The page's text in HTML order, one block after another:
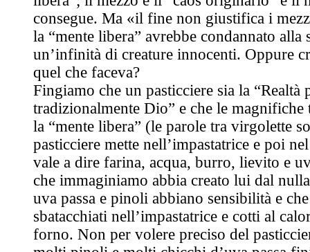
consegue. Ma «il fine non giustifica i
la “mente libera” avrebbe condannato alla
un’infinità di creature innocenti. Oppure
quel che faceva?
Fingiamo che un pasticciere sia la “Realtà
tradizionalmente Dio” e che le magnifiche
la “mente libera” (le parole tra virgolette
pasticciere mette nell’impastatrice e poi
vale a dire farina, acqua, burro, lievito e
che immaginiamo abbia creato lui dal
uva passa e pinoli abbiano sensibilità e
sbatacchiati nell’impastatrice e cotti al
forno. Non per volere preciso del